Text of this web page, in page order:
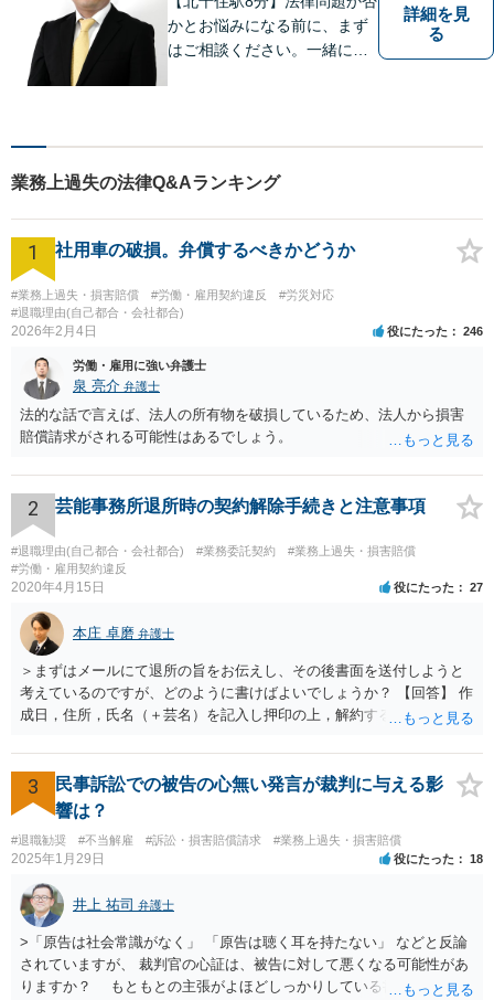
かとお悩みになる前に、まず
はご相談ください。一緒に考
詳細を見
る
業務上過失の法律Q&Aランキング
1 社用車の破損。弁償するべきかどうか
#業務上過失・損害賠償 #労働・雇用契約違反
#労災対応
#退職理由(自己都合・会社都合)
2026年2月4日 役にたった 246
労働・雇用に強い弁護士
泉 亮介 弁護士
法的な話で言えば、法人の所有物を破損しているため、法人から損害
賠償請求がされる可能性はあるでしょう。
2 芸能事務所退所時の契約解除手続きと注意事項
#退職理由(自己都合・会社都合) #業務委託契約
#業務上過失・損害賠償
#労働・雇用契約違反
2020年4月15日 役にたった 27
本庄 卓磨 弁護士
＞まずはメールにて退所の旨をお伝えし、その後書面を送付しようと
考えているのですが、どのように書けばよいでしょうか？ 【回答】 作
成日，住所，氏名（＋芸名）を記入し押印の上，解約する旨を伝える
ようなことはありますでしょうか？ 【回答】 特にないと思われます
が，仮に請求された場合はそれが「損害」に該当するのか検討するこ
とになります。 ＞また、事務所をやめる際、「退所後しばらく芸能活
動禁止」「活動するなら名前を変える」ことを事務所側から要求され
たという事例を聞いたことがあります。所属する際にいただいた契約
書にはそのようなことは書いていないのですが、仮にこれらを要求さ
れた場合には断ることは可能なのでしょうか？ 【回答】 契約書に記載
がないのであれば，断ることができる可能性があります。 もし上記の
ような要求をされた場合は，その根拠を明示してもらってください。
3
民事訴訟での被告の心無い発言が裁判に与える影
響は？
#退職勧奨 #不当解雇 #訴訟・損害賠償請求 #業務上過失・損害賠償
2025年1月29日 役にたった 18
井上 祐司 弁護士
>「原告は社会常識がなく」 「原告は聴く耳を持たない」 などと反論
されていますが、 裁判官の心証は、被告に対して悪くなる可能性があ
りますか？ もともとの主張がよほどしっかりしている書面でなけれ